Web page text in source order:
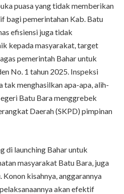
puasa yang tidak memberikan
bagi pemerintahan Kab. Batu
efisiensi juga tidak
kepada masyarakat, target
pemerintah Bahar untuk
No. 1 tahun 2025. Inspeksi
tak menghasilkan apa-apa, alih-
Batu Bara menggrebek
Daerah (SKPD) pimpinan
di launching Bahar untuk
masyarakat Batu Bara, juga
kisahnya, anggarannya
akan efektif